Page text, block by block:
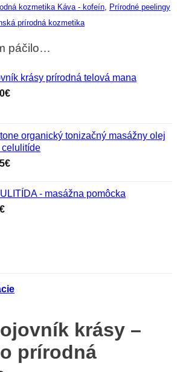
kozmetika Káva - kofeín
Prírodné peelingy
prírodná kozmetika
páčilo…
krásy prírodná telová mana
€
organický tonizačný masážny olej
celulitíde
€
- masážna pomôcka
€
krásy –
prírodná